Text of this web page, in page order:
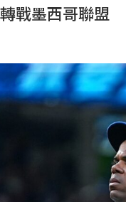
戰墨西哥聯盟